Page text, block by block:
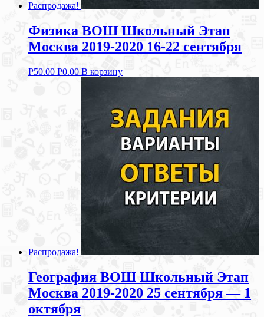
Распродажа!
Физика ВОШ Школьный Этап
Москва 2019-2020 16-22 сентября
Р50.00 Р0.00 В корзину
Распродажа!
География ВОШ Школьный Этап
Москва 2019-2020 25 сентября — 1
октября